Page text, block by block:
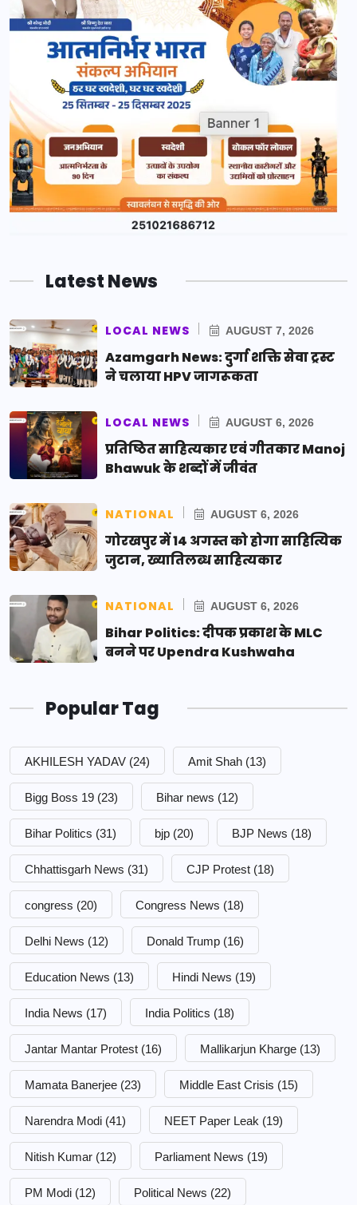
Latest News
LOCAL NEWS AUGUST 7, 2026
Azamgarh News: दुर्गा शक्ति सेवा ट्रस्ट
ने चलाया HPV जागरूकता
LOCAL NEWS AUGUST 6, 2026
प्रतिष्ठित साहित्यकार एवं गीतकार Manoj
Bhawuk के शब्दों में जीवंत
NATIONAL AUGUST 6, 2026
गोरखपुर में 14 अगस्त को होगा साहित्यिक
जुटान, ख्यातिलब्ध साहित्यकार
NATIONAL AUGUST 6, 2026
Bihar Politics: दीपक प्रकाश के MLC
बनने पर Upendra Kushwaha
Popular Tag
AKHILESH YADAV (24) Amit Shah (13)
Bigg Boss 19 (23) Bihar news (12)
Bihar Politics (31) bjp (20) BJP News (18)
Chhattisgarh News (31) CJP Protest (18)
congress (20) Congress News (18)
Delhi News (12) Donald Trump (16)
Education News (13) Hindi News (19)
India News (17) India Politics (18)
Jantar Mantar Protest (16) Mallikarjun Kharge (13)
Mamata Banerjee (23) Middle East Crisis (15)
Narendra Modi (41) NEET Paper Leak (19)
Nitish Kumar (12) Parliament News (19)
PM Modi (12) Political News (22)